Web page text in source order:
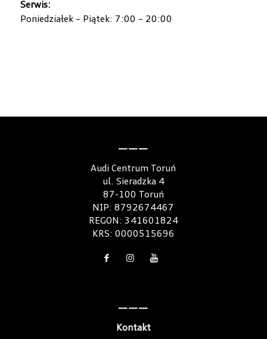
Serwis:
Poniedziałek – Piątek: 7:00 – 20:00
———
Audi Centrum Toruń
ul. Sieradzka 4
87-100 Toruń
NIP: 8792674467
REGON: 341601824
KRS: 0000515696
———
Kontakt